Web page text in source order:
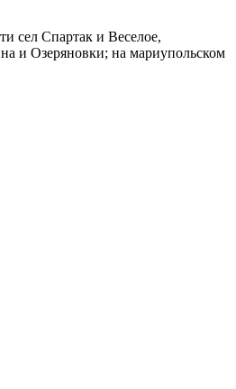
сел Спартак и Веселое,
и Озеряновки; на мариупольском